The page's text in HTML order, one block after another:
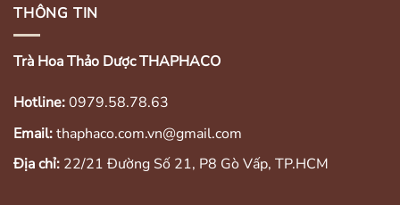
THÔNG TIN
Trà Hoa Thảo Dược THAPHACO
Hotline:0979.58.78.63
Email:thaphaco.com.vn@gmail.com
Địa chỉ: 22/21 Đường Số 21, P8 Gò Vấp, TP.HCM